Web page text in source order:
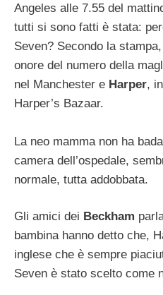
Angeles alle 7.55 del
tutti si sono fatti è stata:
Seven? Secondo la stampa,
onore del numero della
nel Manchester e Harper,
Harper’s Bazaar.
La neo mamma non ha
camera dell’ospedale,
normale, tutta addobbata.
Gli amici dei Beckham
bambina hanno detto che,
inglese che è sempre
Seven è stato scelto come